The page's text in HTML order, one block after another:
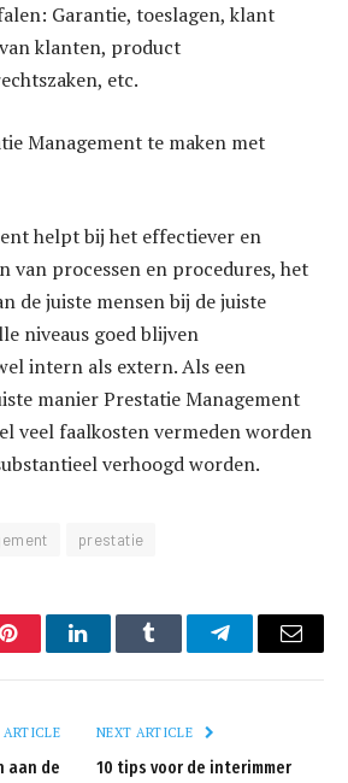
Garantie, toeslagen, klant
klanten, product
etc.
Management te maken met
helpt bij het effectiever en
van processen en procedures, het
de juiste mensen bij de juiste
niveaus goed blijven
intern als extern. Als een
manier Prestatie Management
veel faalkosten vermeden worden
verhoogd worden.
prestatie
PinterestLinkedInTumblr TelegramEmail
aan de
NEXT ARTICLE
10 tips voor de interimmer